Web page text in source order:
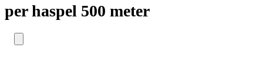
per haspel 500 meter